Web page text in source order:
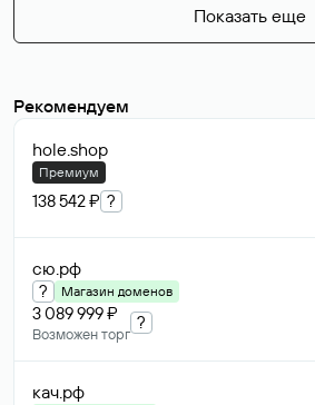
Показать еще
Рекомендуем
hole.shop
Премиум
138 542 ₽ ?
сю.рф
? Магазин доменов
3 089 999 ₽
Возможен торг
?
кач.рф